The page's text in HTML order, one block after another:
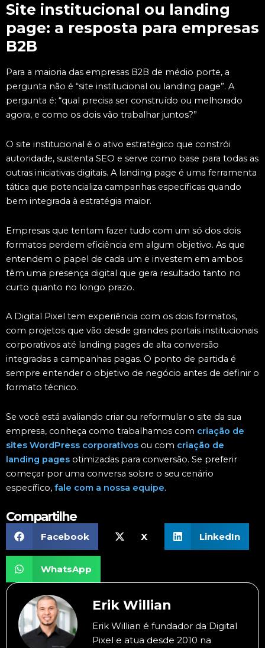
Site institucional ou landing
page: a resposta para empresas
B2B
Para a maioria das empresas B2B de médio porte, a
pergunta não é “site institucional ou landing page”. A
pergunta é: “qual precisa ser construído ou melhorado
agora, e como os dois vão trabalhar juntos?”
O site institucional é o ativo estratégico que constrói
autoridade, sustenta SEO e serve como base para todas as
outras iniciativas digitais. A landing page é uma ferramenta
tática que potencializa campanhas específicas quando
bem integrada à estratégia maior.
Empresas que tentam fazer tudo com um só dos dois
formatos perdem eficiência em algum objetivo. As que
entendem o papel de cada um e investem em ambos
têm uma presença digital que gera resultado tanto no
curto quanto no longo prazo.
A Digital Pixel tem experiência com os dois formatos,
com projetos que vão desde grandes portais institucionais
corporativos até landing pages de alta conversão
integradas a campanhas pagas. O ponto de partida é
sempre entender o objetivo de negócio antes de definir o
formato técnico.
Se você está avaliando criar ou reformular o site da sua
empresa, conheça como trabalhamos com criação de
sites WordPress corporativos ou com criação de
landing pages otimizadas para conversão. Se preferir
começar por uma conversa sobre o seu cenário
específico, fale com a nossa equipe.
Compartilhe
Facebook X LinkedIn
WhatsApp
Erik Willian
Erik Willian é fundador da Digital
Pixel e atua desde 2010 na